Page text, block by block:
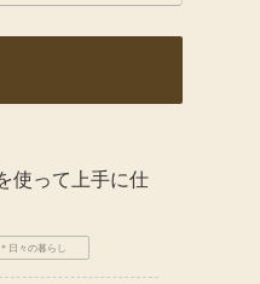
使って上手に仕
＊日々の暮らし